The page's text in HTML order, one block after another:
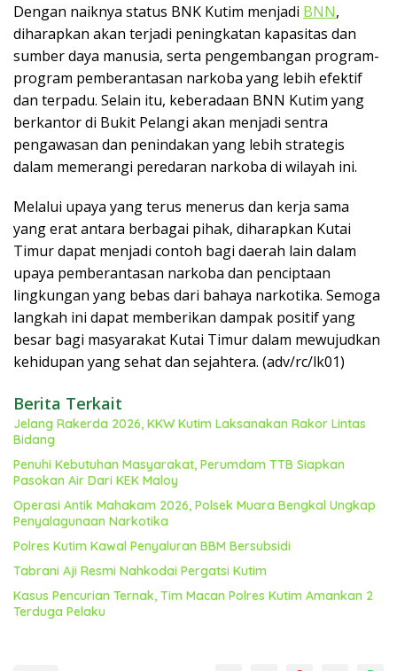
Dengan naiknya status BNK Kutim menjadi BNN,
diharapkan akan terjadi peningkatan kapasitas dan
sumber daya manusia, serta pengembangan program-
program pemberantasan narkoba yang lebih efektif
dan terpadu. Selain itu, keberadaan BNN Kutim yang
berkantor di Bukit Pelangi akan menjadi sentra
pengawasan dan penindakan yang lebih strategis
dalam memerangi peredaran narkoba di wilayah ini.
Melalui upaya yang terus menerus dan kerja sama
yang erat antara berbagai pihak, diharapkan Kutai
Timur dapat menjadi contoh bagi daerah lain dalam
upaya pemberantasan narkoba dan penciptaan
lingkungan yang bebas dari bahaya narkotika. Semoga
langkah ini dapat memberikan dampak positif yang
besar bagi masyarakat Kutai Timur dalam mewujudkan
kehidupan yang sehat dan sejahtera. (adv/rc/lk01)
Berita Terkait
Jelang Rakerda 2026, KKW Kutim Laksanakan Rakor Lintas
Bidang
Penuhi Kebutuhan Masyarakat, Perumdam TTB Siapkan
Pasokan Air Dari KEK Maloy
Operasi Antik Mahakam 2026, Polsek Muara Bengkal Ungkap
Penyalagunaan Narkotika
Polres Kutim Kawal Penyaluran BBM Bersubsidi
Tabrani Aji Resmi Nahkodai Pergatsi Kutim
Kasus Pencurian Ternak, Tim Macan Polres Kutim Amankan 2
Terduga Pelaku